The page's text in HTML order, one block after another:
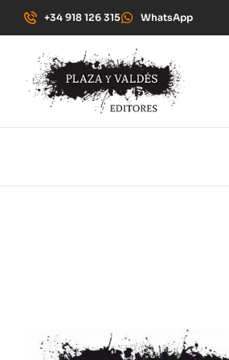
+34 918 126 315 WhatsApp